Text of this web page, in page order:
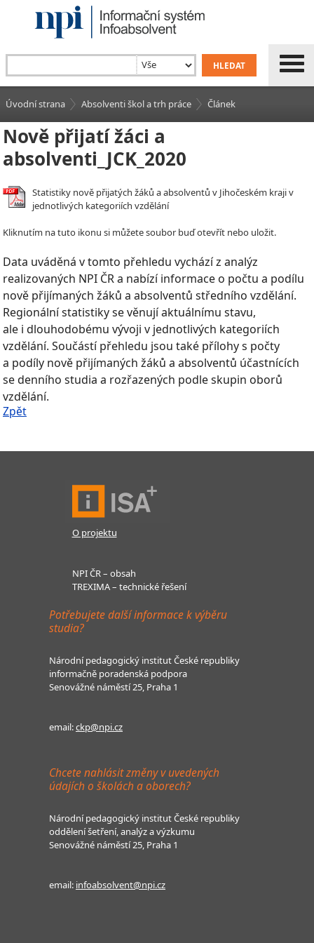
Úvodní strana Absolventi škol a trh práce Článek
Nově přijatí žáci a
absolventi_JCK_2020
Statistiky nově přijatých žáků a absolventů v Jihočeském kraji v
jednotlivých kategoriích vzdělání
Kliknutím na tuto ikonu si můžete soubor buď otevřít nebo uložit.
Data uváděná v tomto přehledu vychází z analýz
realizovaných NPI ČR a nabízí informace o počtu a podílu
nově přijímaných žáků a absolventů středního vzdělání.
Regionální statistiky se věnují aktuálnímu stavu,
ale i dlouhodobému vývoji v jednotlivých kategoriích
vzdělání. Součástí přehledu jsou také přílohy s počty
a podíly nově přijímaných žáků a absolventů účastnících
se denního studia a rozřazených podle skupin oborů
vzdělání.
Zpět
O projektu
NPI ČR – obsah
TREXIMA – technické řešení
Potřebujete další informace k výběru
studia?
Národní pedagogický institut České republiky
informačně poradenská podpora
Senovážné náměstí 25, Praha 1
email:ckp@npi.cz
Chcete nahlásit změny v uvedených
údajích o školách a oborech?
Národní pedagogický institut České republiky
oddělení šetření, analýz a výzkumu
Senovážné náměstí 25, Praha 1
email: infoabsolvent@npi.cz